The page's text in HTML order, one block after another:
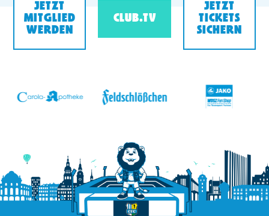
JETZT
MITGLIED
WERDEN
CLUB.TV
JETZT
TICKETS
SICHERN